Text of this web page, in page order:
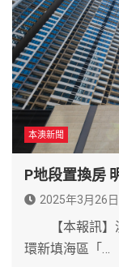
本澳新聞
P地段置換房
2025年3月26日
【本報訊】澳
環新填海區「…